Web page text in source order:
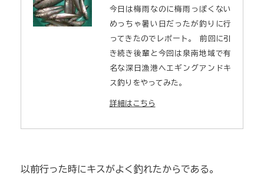
今日は梅雨なのに梅雨っぽくない
めっちゃ暑い日だったが釣りに行
ってきたのでレポート。 前回に引
き続き後輩と今回は泉南地域で有
名な深日漁港へエギングアンドキ
ス釣りをやってみた。
詳細はこちら
以前行った時にキスがよく釣れたからである。